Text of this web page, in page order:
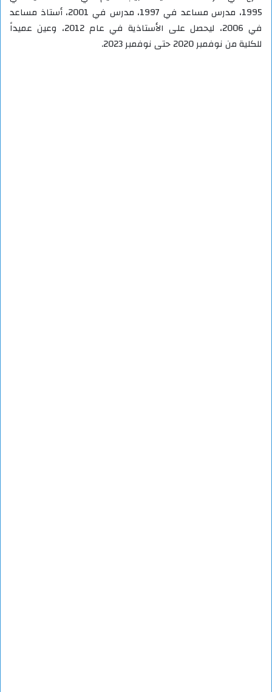
1995، مدرس مساعد في 1997، مدرس في 2001، أستاذ مساعد
في 2006، ليحصل على الأستاذية في عام 2012، وعين عميداً
للكلية من نوفمبر 2020 حتى نوفمبر 2023.